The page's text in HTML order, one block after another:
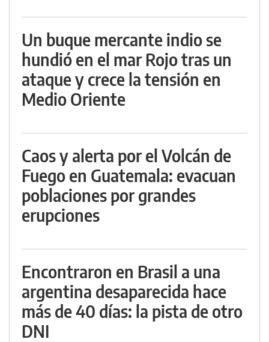
Un buque mercante indio se
hundió en el mar Rojo tras un
ataque y crece la tensión en
Medio Oriente
Caos y alerta por el Volcán de
Fuego en Guatemala: evacuan
poblaciones por grandes
erupciones
Encontraron en Brasil a una
argentina desaparecida hace
más de 40 días: la pista de otro
DNI